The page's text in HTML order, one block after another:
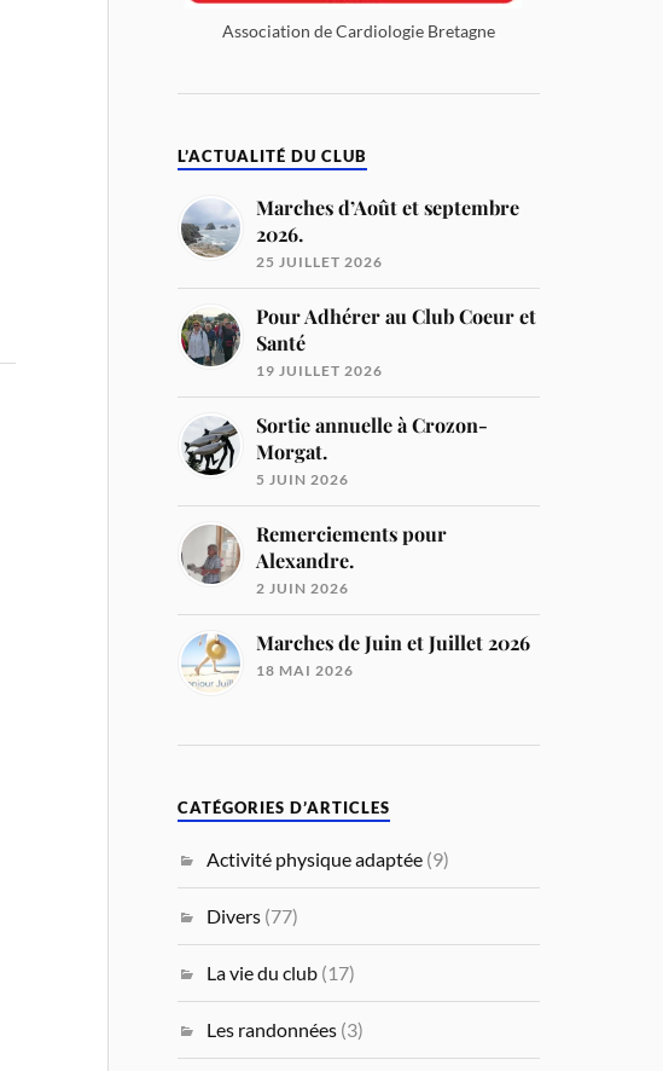
Association de Cardiologie Bretagne
L’ACTUALITÉ DU CLUB
Marches d’Août et septembre
2026.
25 JUILLET 2026
Pour Adhérer au Club Coeur et
Santé
19 JUILLET 2026
Sortie annuelle à Crozon-
Morgat.
5 JUIN 2026
Remerciements pour
Alexandre.
2 JUIN 2026
Marches de Juin et Juillet 2026
18 MAI 2026
CATÉGORIES D’ARTICLES
Activité physique adaptée (9)
Divers (77)
La vie du club (17)
Les randonnées (3)